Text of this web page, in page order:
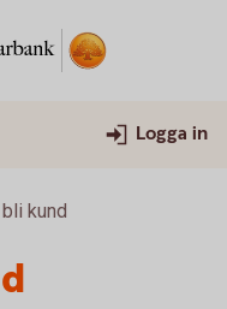
Logga in
kund